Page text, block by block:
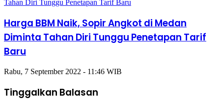
Harga BBM Naik, Sopir Angkot di Medan
Diminta Tahan Diri Tunggu Penetapan Tarif
Baru
Rabu, 7 September 2022 - 11:46 WIB
Tinggalkan Balasan